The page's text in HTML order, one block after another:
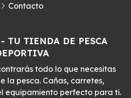
- TU TIENDA DE PESCA
todo lo que necesitas
la pesca. Cañas, carretes,
equipamiento perfecto para ti.
Contacto